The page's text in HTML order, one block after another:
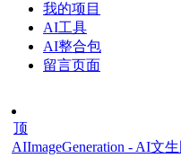
我的项目
AI工具
AI整合包
留言页面
顶
AIImageGeneration - AI文